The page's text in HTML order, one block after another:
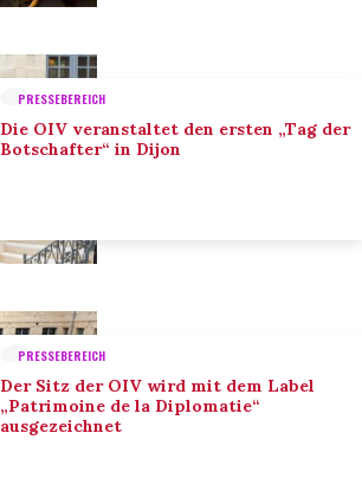
PRESSEBEREICH
Die OIV veranstaltet den ersten „Tag der
Botschafter“ in Dijon
PRESSEBEREICH
Der Sitz der OIV wird mit dem Label
„Patrimoine de la Diplomatie“
ausgezeichnet